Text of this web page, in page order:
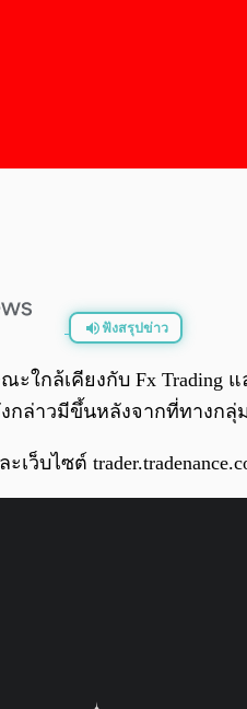
ฟังสรุปข่าว
ใกล้เคียงกับ Fx Trading
ล่าวมีขึ้นหลังจากที่ทางกลุ่
ะเว็บไซต์